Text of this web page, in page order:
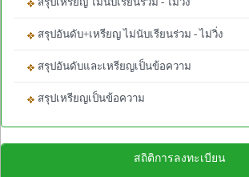
สรุปอันดับ+เหรียญ ไม่นับเรียนร่วม - ไม่วิ่ง
สรุปอันดับและเหรียญเป็นข้อความ
สรุปเหรียญเป็นข้อความ
สถิติการลงทะเบียน